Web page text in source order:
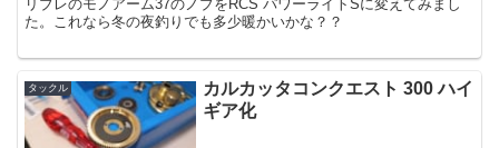
リブレのモノアーム37のノブをRCS パワーライトSに変えてみまし
た。これなら冬の夜釣りでも多少暖かいかな？？
タックル
カルカッタコンクエスト 300 ハイ
ギア化